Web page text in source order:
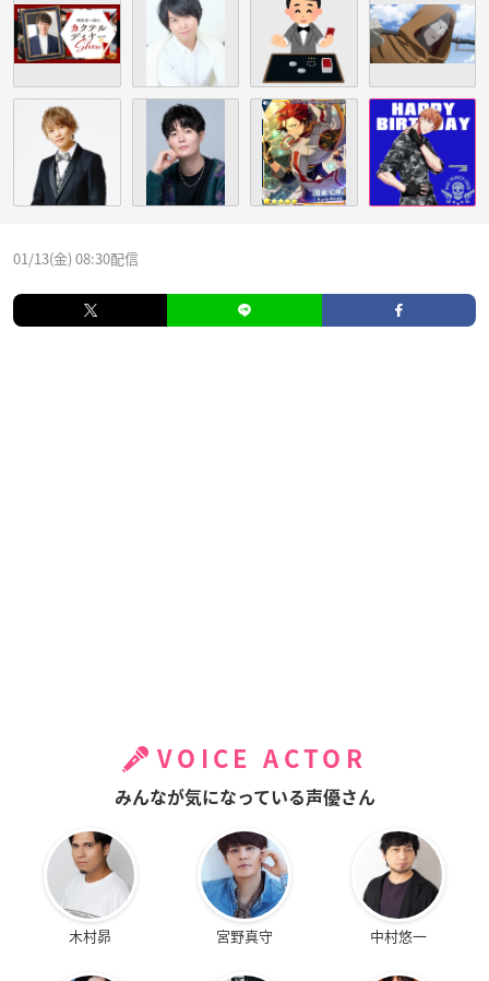
01/13(金) 08:30配信
VOICE ACTOR
みんなが気になっている声優さん
木村昴 宮野真守 中村悠一